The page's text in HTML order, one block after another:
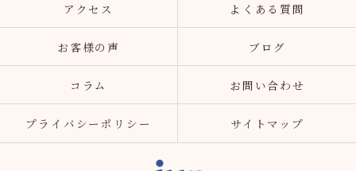
アクセス よくある質問
お客様の声 ブログ
コラム お問い合わせ
プライバシーポリシー サイトマップ